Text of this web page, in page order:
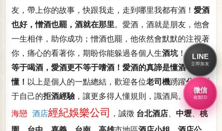
友，帶上你的故事，快跟我走，走到哪里我都有酒！ 愛酒
也好，憎酒也罷，酒就在那里。愛酒，酒就是朋友，他會
一生相伴，助你成功；憎酒也罷，他依然會默默的注視著
你，痛心的看著你，期盼你能躲過各個人生酒坑！愛酒不
等于喝酒，愛酒更不等于嗜酒！愛酒的真諦是懂酒！是
懂！ 以上是個人的一點總結，歡迎各位老司機踴躍分享
屬
于自己的拒酒經驗，讓更多得人懂規則，識酒局。
海戀 酒店經紀娛樂公司 ，誠徵 台北酒店 中壢、桃
LINE
立即加友
微信
複製ID